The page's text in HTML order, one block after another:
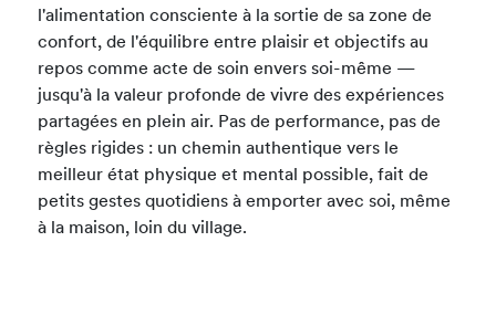
l'alimentation consciente à la sortie de sa zone de
confort, de l'équilibre entre plaisir et objectifs au
repos comme acte de soin envers soi-même —
jusqu'à la valeur profonde de vivre des expériences
partagées en plein air. Pas de performance, pas de
règles rigides : un chemin authentique vers le
meilleur état physique et mental possible, fait de
petits gestes quotidiens à emporter avec soi, même
à la maison, loin du village.